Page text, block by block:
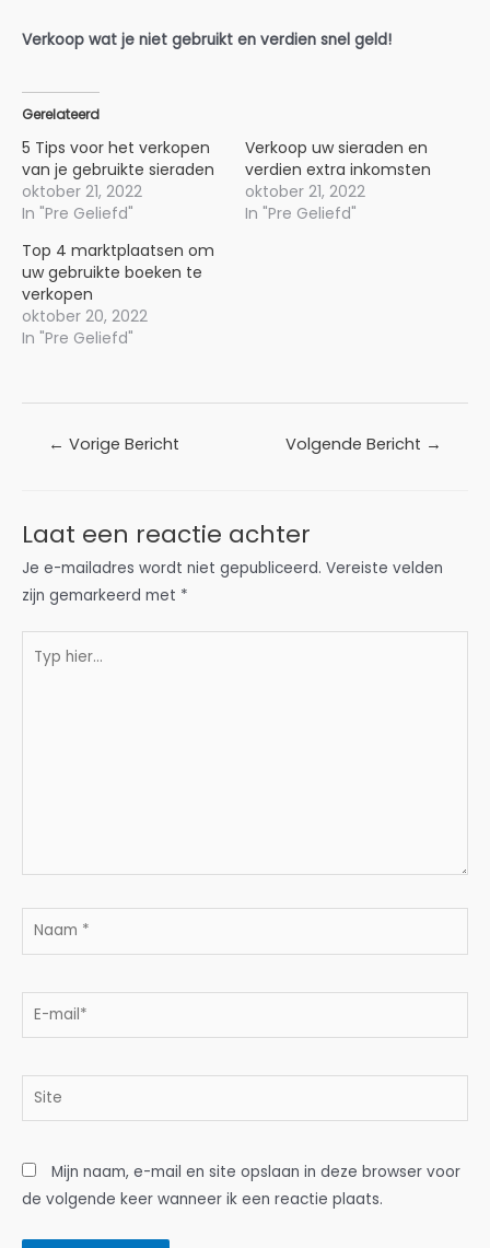
Verkoop wat je niet gebruikt en verdien snel geld!
Gerelateerd
5 Tips voor het verkopen
van je gebruikte sieraden
oktober 21, 2022
In "Pre Geliefd"
Verkoop uw sieraden en
verdien extra inkomsten
oktober 21, 2022
In "Pre Geliefd"
Top 4 marktplaatsen om
uw gebruikte boeken te
verkopen
oktober 20, 2022
In "Pre Geliefd"
Bericht
← Vorige Bericht Volgende Bericht →
Laat een reactie achter
Je e-mailadres wordt niet gepubliceerd. Vereiste velden
zijn gemarkeerd met *
hier...
Naam
E-
Site
Mijn naam, e-mail en site opslaan in deze browser voor
de volgende keer wanneer ik een reactie plaats.